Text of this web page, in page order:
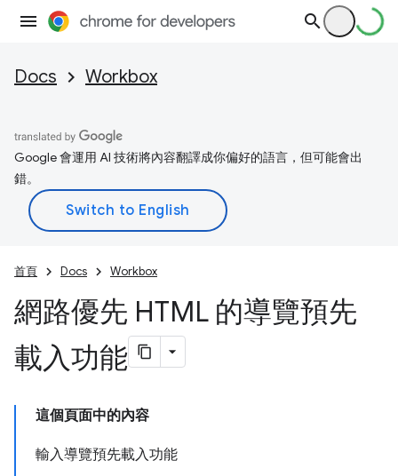
Docs Workbox
Google 會運用 AI 技術將內容翻譯成你偏好的語言，但可能會出
錯。
首頁 Docs Workbox
網路優先 HTML 的導覽預先
載入功能
這個頁面中的內容
輸入導覽預先載入功能